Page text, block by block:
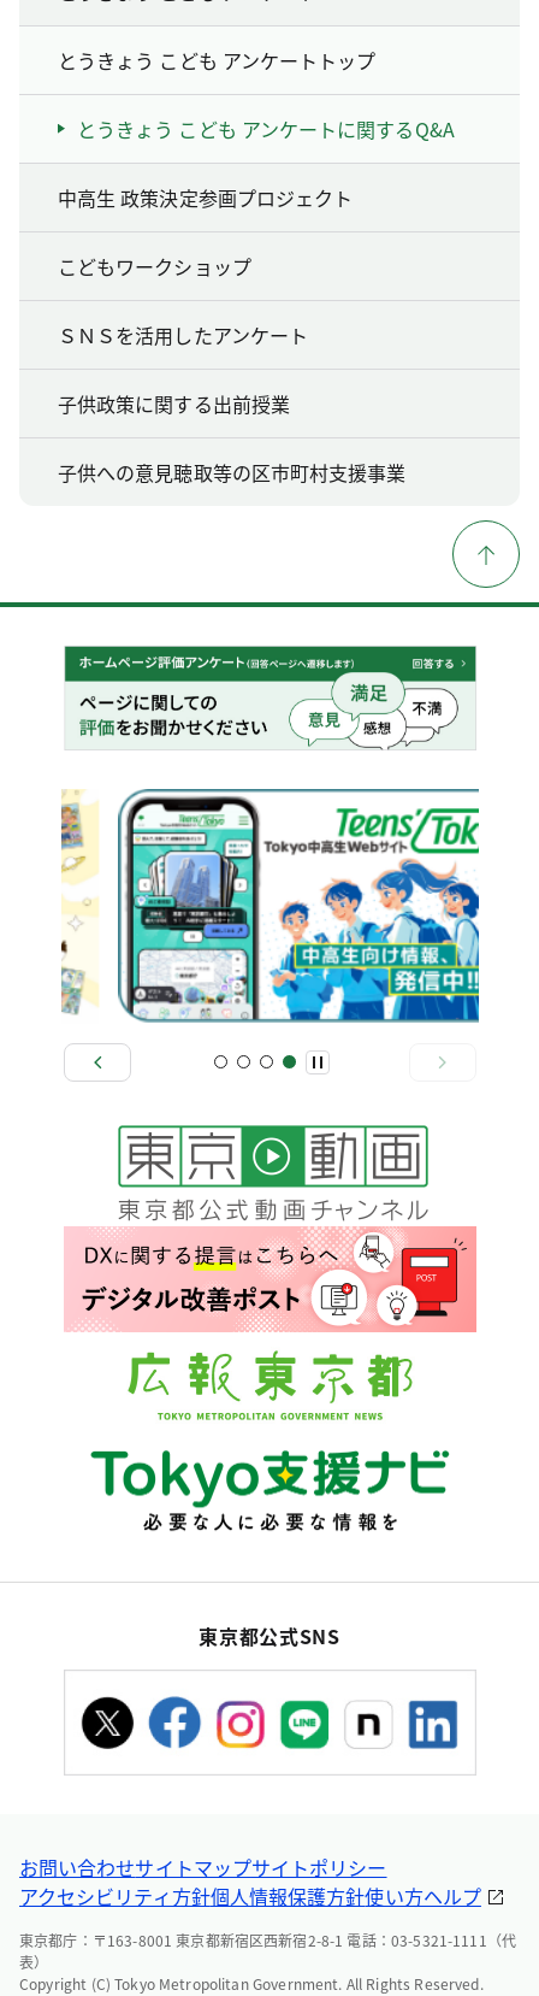
とうきょう こども アンケートトップ
とうきょう こども アンケートに関するQ&A
中高生 政策決定参画プロジェクト
こどもワークショップ
ＳＮＳを活用したアンケート
子供政策に関する出前授業
子供への意見聴取等の区市町村支援事業
東京都公式SNS
お問い合わせサイトマップサイトポリシー
アクセシビリティ方針個人情報保護方針使い方ヘルプ
東京都庁：〒163-8001 東京都新宿区西新宿2-8-1 電話：03-5321-1111（代
表）
Copyright (C) Tokyo Metropolitan Government. All Rights Reserved.